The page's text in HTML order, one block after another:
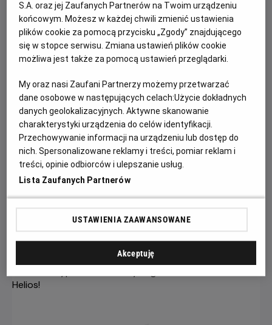
Gwiazdozbiór Psa - bilety już w
sprzedaży!
poszukiwaniu nadziei w postapokaliptycznym świecie.
Czytaj więcej
S.A. oraz jej Zaufanych Partnerów na Twoim urządzeniu
końcowym. Możesz w każdej chwili zmienić ustawienia
plików cookie za pomocą przycisku „Zgody” znajdującego
się w stopce serwisu. Zmiana ustawień plików cookie
możliwa jest także za pomocą ustawień przeglądarki.
My oraz nasi Zaufani Partnerzy możemy przetwarzać
dane osobowe w następujących celach:Użycie dokładnych
danych geolokalizacyjnych. Aktywne skanowanie
charakterystyki urządzenia do celów identyfikacji.
Przechowywanie informacji na urządzeniu lub dostęp do
nich. Spersonalizowane reklamy i treści, pomiar reklam i
treści, opinie odbiorców i ulepszanie usług.
Lista Zaufanych Partnerów
USTAWIENIA ZAAWANSOWANE
Akceptuję